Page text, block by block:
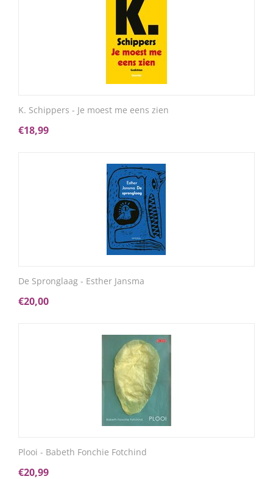
K. Schippers - Je moest me eens zien
€18,99
De Spronglaag - Esther Jansma
€20,00
Plooi - Babeth Fonchie Fotchind
€20,99